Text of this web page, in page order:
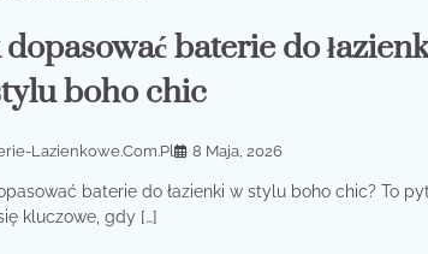
dopasować baterie do
boho chic
Lazienkowe.com.pl 8 Maja, 2026
baterie do łazienki w stylu boho chic? To
kluczowe, gdy […]